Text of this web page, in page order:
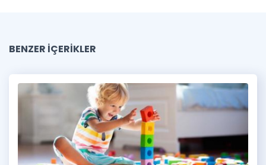
BENZER İÇERİKLER